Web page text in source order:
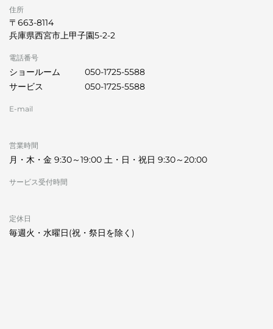
住所
〒663-8114
兵庫県西宮市上甲子園5-2-2
電話番号
ショールーム
050-1725-5588
サービス
050-1725-5588
E-mail
営業時間
月・木・金 9:30～19:00 土・日・祝日 9:30～20:00
サービス受付時間
定休日
毎週火・水曜日(祝・祭日を除く)